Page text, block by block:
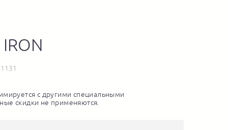
с другими специальными
скидки не применяются.